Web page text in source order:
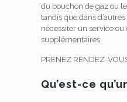
du bouchon de gaz ou
tandis que dans
nécessiter un service ou
supplémentaires.
PRENEZ RENDEZ-
Qu’est-ce